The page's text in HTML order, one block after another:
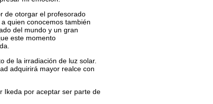
de otorgar el profesorado
quien conocemos también
del mundo y un gran
este momento
de la irradiación de luz solar.
adquirirá mayor realce con
Ikeda por aceptar ser parte de